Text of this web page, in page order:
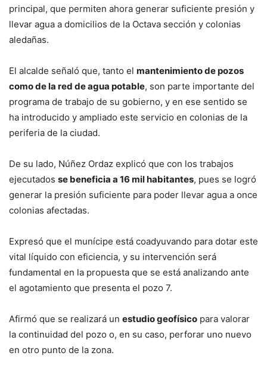
principal, que permiten ahora generar suficiente presión y
llevar agua a domicilios de la Octava sección y colonias
aledañas.
El alcalde señaló que, tanto el mantenimiento de pozos
como de la red de agua potable, son parte importante del
programa de trabajo de su gobierno, y en ese sentido se
ha introducido y ampliado este servicio en colonias de la
periferia de la ciudad.
De su lado, Núñez Ordaz explicó que con los trabajos
ejecutados se beneficia a 16 mil habitantes, pues se logró
generar la presión suficiente para poder llevar agua a once
colonias afectadas.
Expresó que el munícipe está coadyuvando para dotar este
vital líquido con eficiencia, y su intervención será
fundamental en la propuesta que se está analizando ante
el agotamiento que presenta el pozo 7.
Afirmó que se realizará un estudio geofísico para valorar
la continuidad del pozo o, en su caso, perforar uno nuevo
en otro punto de la zona.